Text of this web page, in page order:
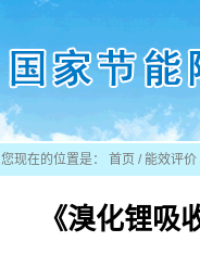
您现在的位置是： 首页 / 能效评价
《溴化锂